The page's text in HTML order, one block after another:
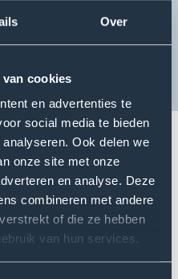
Over
cookies
en advertenties te
social media te bieden
Ook delen we
onze site met onze
en analyse. Deze
combineren met andere
of die ze hebben
van hun services.
werd hetMOVES
publiek van
en breedtesport
congrescentrum
van het
Topsportevenementen